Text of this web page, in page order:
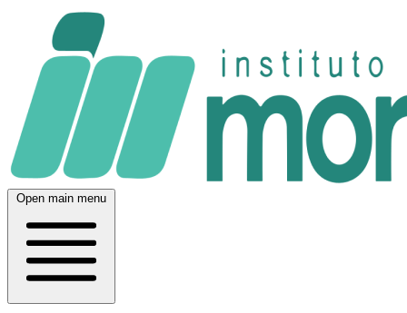
Open main menu